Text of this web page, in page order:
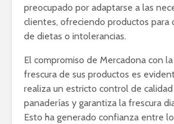
preocupado por adaptarse a las
clientes, ofreciendo productos para
de dietas o intolerancias.
El compromiso de Mercadona con
frescura de sus productos es
realiza un estricto control de
panaderías y garantiza la frescura
Esto ha generado confianza entre